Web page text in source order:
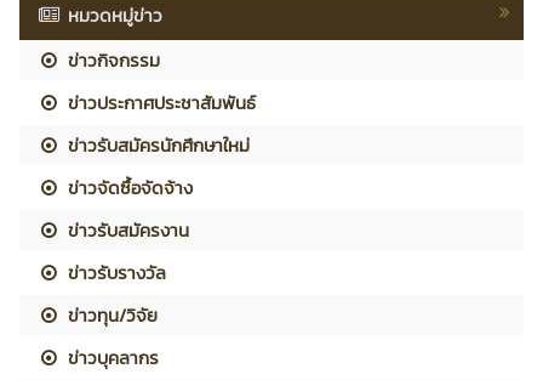
หมวดหมู่ข่าว
ข่าวกิจกรรม
ข่าวประกาศประชาสัมพันธ์
ข่าวรับสมัครนักศึกษาใหม่
ข่าวจัดซื้อจัดจ้าง
ข่าวรับสมัครงาน
ข่าวรับรางวัล
ข่าวทุน/วิจัย
ข่าวบุคลากร